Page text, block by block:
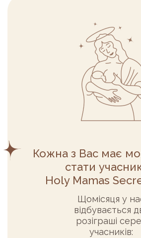
Кожна з Вас має
стати
Holy Mamas
Щомісяця у
відбувається
розіграші
учасників: